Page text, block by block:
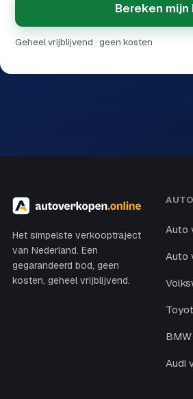
Bereken
Geheel vrijblijvend · geen kosten
Het simpelste verkooptraject
van Nederland. Een
gegarandeerd bod, geen
kosten, geheel vrijblijvend.
Auto
Auto
Audi